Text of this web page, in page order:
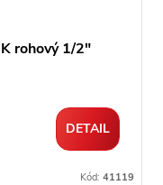
rohový 1/2"
DETAIL
Kód: 41119